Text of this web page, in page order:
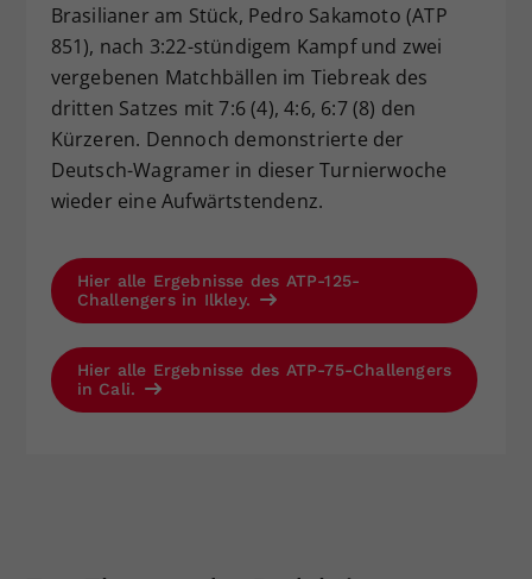
Brasilianer am Stück, Pedro Sakamoto (ATP
851), nach 3:22-stündigem Kampf und zwei
vergebenen Matchbällen im Tiebreak des
dritten Satzes mit 7:6 (4), 4:6, 6:7 (8) den
Kürzeren. Dennoch demonstrierte der
Deutsch-Wagramer in dieser Turnierwoche
wieder eine Aufwärtstendenz.
Hier alle Ergebnisse des ATP-125-
Challengers in Ilkley.
Hier alle Ergebnisse des ATP-75-Challengers
in Cali.